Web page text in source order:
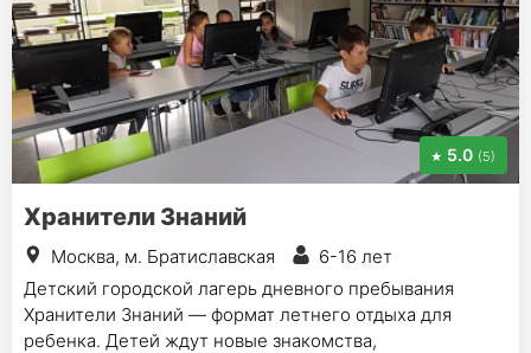
5.0 (5)
Хранители Знаний
Москва, м. Братиславская
6-16 лет
Детский городской лагерь дневного пребывания
Хранители Знаний — формат летнего отдыха для
ребенка. Детей ждут новые знакомства,